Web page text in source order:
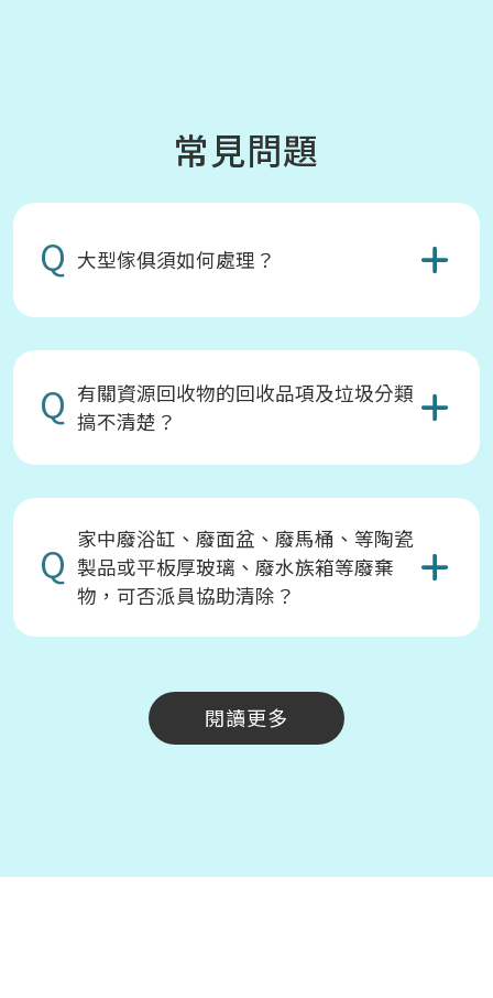
常見問題
Q 大型傢俱須如何處理？
Q 有關資源回收物的回收品項及垃圾分類
搞不清楚？
Q 家中廢浴缸、廢面盆、廢馬桶、等陶瓷
製品或平板厚玻璃、廢水族箱等廢棄
物，可否派員協助清除？
閱讀更多